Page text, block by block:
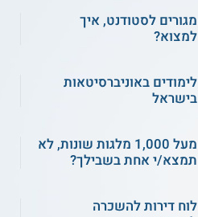
מגורים לסטודנט, איך
למצוא?
לימודים באוניברסיטאות
בישראל
מעל 1,000 מלגות שונות, לא
תמצא/י אחת בשבילך?
לוח דירות להשכרה